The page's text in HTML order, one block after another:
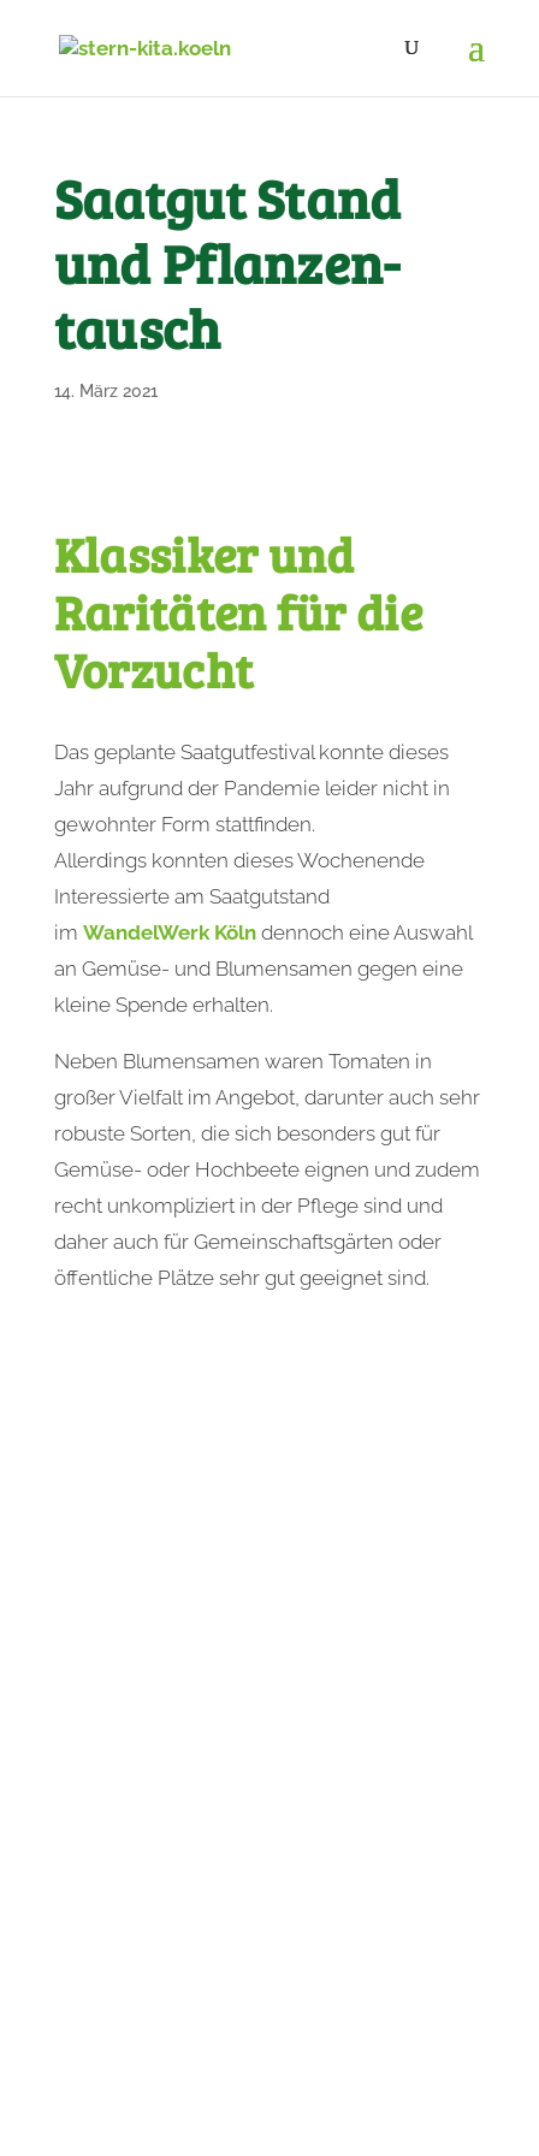
Saatgut Stand
und Pflanzen­
tausch
14. März 2021
Klassiker und
Raritäten für die
Vorzucht
Das geplante Saatgutfestival konnte dieses
Jahr aufgrund der Pandemie leider nicht in
gewohnter Form stattfinden.
Allerdings konnten dieses Wochenende
Interessierte am Saatgutstand
im WandelWerk Köln dennoch eine Auswahl
an Gemüse- und Blumensamen gegen eine
kleine Spende erhalten.
Neben Blumensamen waren Tomaten in
großer Vielfalt im Angebot, darunter auch sehr
robuste Sorten, die sich besonders gut für
Gemüse- oder Hochbeete eignen und zudem
recht unkompliziert in der Pflege sind und
daher auch für Gemeinschaftsgärten oder
öffentliche Plätze sehr gut geeignet sind.